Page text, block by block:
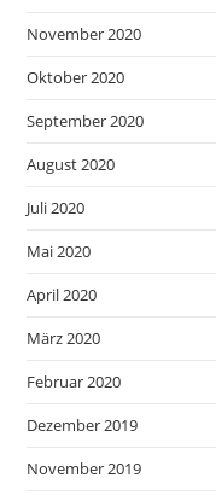
November 2020
Oktober 2020
September 2020
August 2020
Juli 2020
Mai 2020
April 2020
März 2020
Februar 2020
Dezember 2019
November 2019